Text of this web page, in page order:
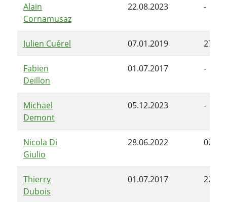
Alain
Cornamusaz
22.08.2023 -
Julien Cuérel 07.01.2019
Fabien
Deillon
01.07.2017 -
Michael
Demont
05.12.2023 -
Nicola Di
Giulio
28.06.2022
Thierry
Dubois
01.07.2017